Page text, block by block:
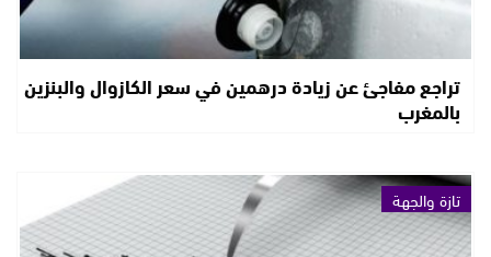
تراجع مفاجئ عن زيادة درهمين في سعر الكازوال والبنزين
بالمغرب
تازة والجهة